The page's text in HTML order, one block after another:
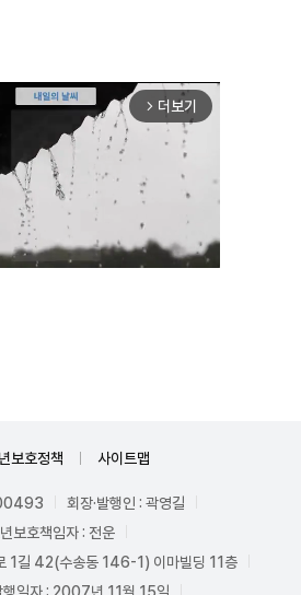
arrow_forward_ios 더보기
보호정책 사이트맵
00493
회장·발행인 : 곽영길
보호책임자 : 전운
1길 42(수송동 146-1) 이마빌딩 11층